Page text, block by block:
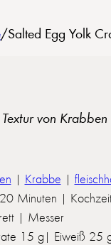
/Salted Egg Yolk
von
| Krabbe |
Minuten |
| Messer
15 g| Eiweiß 25